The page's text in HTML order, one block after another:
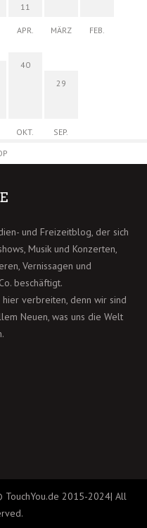
11
APR. MÄRZ FEB.
40
OKT.
29
SEP.
und Freizeitblog, der sich
Musik und Konzerten,
Vernissagen und
beschäftigt.
verbreiten, denn wir sind
Neuen, was uns die Welt
TouchYou.de 2015-2024| All